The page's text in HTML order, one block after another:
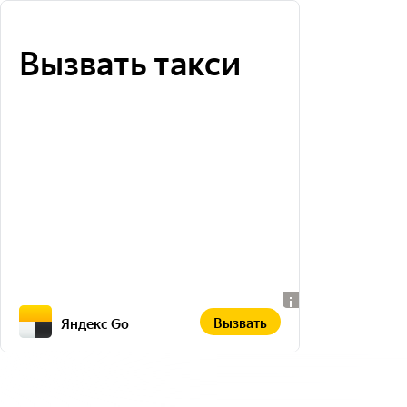
Вызвать такси
Яндекс Go Вызвать